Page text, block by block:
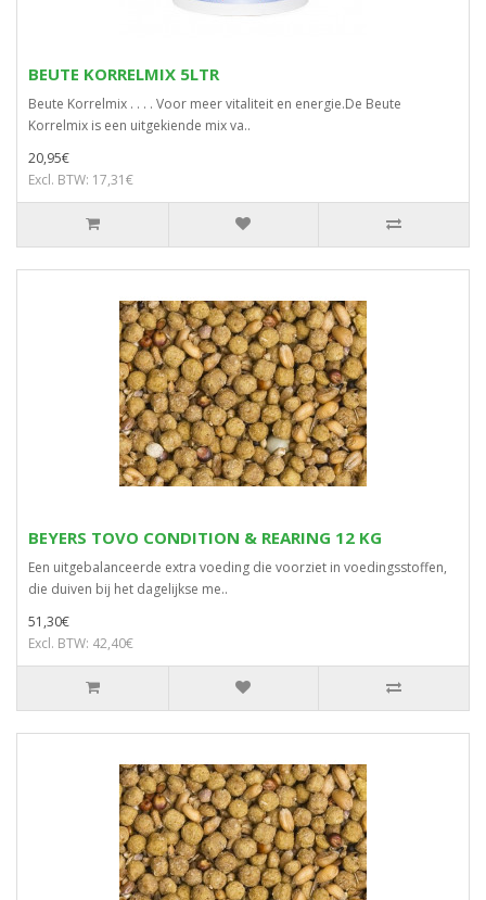
BEUTE KORRELMIX 5LTR
Beute Korrelmix . . . . Voor meer vitaliteit en energie.De Beute
Korrelmix is een uitgekiende mix va..
20,95€
Excl. BTW: 17,31€
BEYERS TOVO CONDITION & REARING 12 KG
Een uitgebalanceerde extra voeding die voorziet in voedingsstoffen,
die duiven bij het dagelijkse me..
51,30€
Excl. BTW: 42,40€